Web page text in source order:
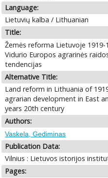
Language:
Lietuvių kalba / Lithuanian
Title:
Žemės reforma Lietuvoje
Vidurio Europos agrarinės
tendencijas
Alternative Title:
Land reform in Lithuania of
agrarian development in East
years 20th century
Authors:
Vaskela, Gediminas
Publication Data:
Vilnius : Lietuvos istorijos
Pages: